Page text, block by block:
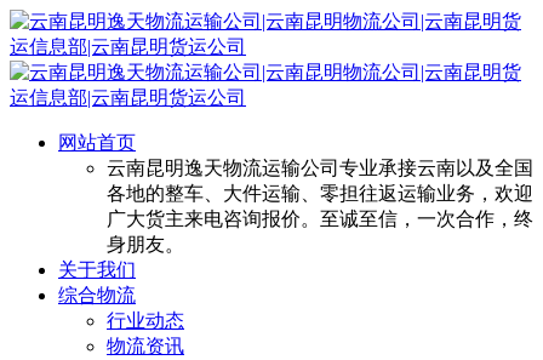
网站首页
云南昆明逸天物流运输公司专业承接云南以及全国
各地的整车、大件运输、零担往返运输业务，欢迎
广大货主来电咨询报价。至诚至信，一次合作，终
身朋友。
关于我们
综合物流
行业动态
物流资讯